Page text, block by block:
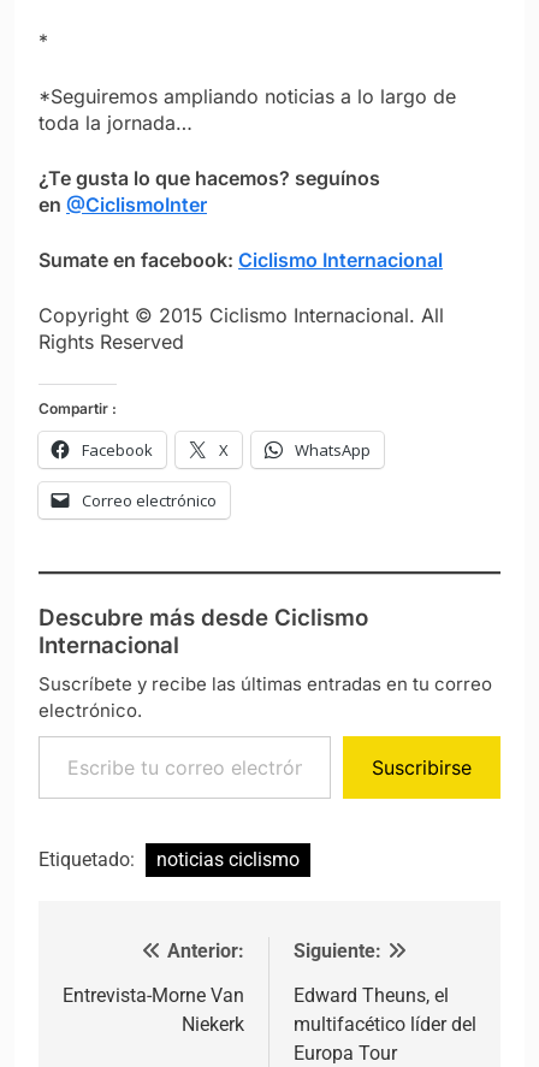
*
*Seguiremos ampliando noticias a lo largo de
toda la jornada…
¿Te gusta lo que hacemos? seguínos
en @CiclismoInter
Sumate en facebook: Ciclismo Internacional
Copyright © 2015 Ciclismo Internacional. All
Rights Reserved
Compartir :
Facebook X WhatsApp
Correo electrónico
Descubre más desde Ciclismo
Internacional
Suscríbete y recibe las últimas entradas en tu correo
electrónico.
Escribe tu correo electrónico…
Suscribirse
Etiquetado: noticias ciclismo
Navegación de entradas
Anterior:
Entrevista-Morne Van
Niekerk
Siguiente:
Edward Theuns, el
multifacético líder del
Europa Tour